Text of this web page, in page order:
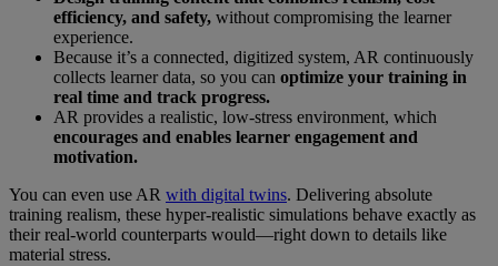
efficiency, and safety, without compromising the learner
experience.
Because it’s a connected, digitized system, AR continuously
collects learner data, so you can optimize your training in
real time and track progress.
AR provides a realistic, low-stress environment, which
encourages and enables learner engagement and
motivation.
You can even use AR with digital twins. Delivering absolute
training realism, these hyper-realistic simulations behave exactly as
their real-world counterparts would—right down to details like
material stress.